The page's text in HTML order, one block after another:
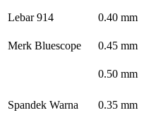
Lebar 914
0.40 mm
Merk Bluescope 0.45 mm
0.50 mm
Spandek Warna 0.35 mm